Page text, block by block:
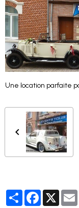
Une location parfaite
PartagerFacebook
X